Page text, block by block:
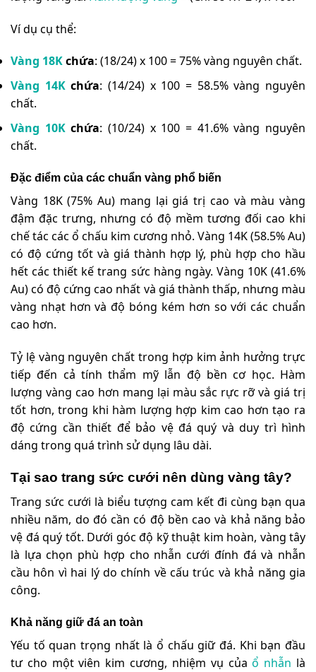
Ví dụ cụ thể:
Vàng 18Kchứa: (18/24) x 100 = 75% vàng nguyên chất.
Vàng 14Kchứa: (14/24) x 100 = 58.5% vàng nguyên
chất.
Vàng 10Kchứa: (10/24) x 100 = 41.6% vàng nguyên
chất.
Đặc điểm của các chuẩn vàng phổ biến
Vàng 18K (75% Au) mang lại giá trị cao và màu vàng
đậm đặc trưng, nhưng có độ mềm tương đối cao khi
chế tác các ổ chấu kim cương nhỏ. Vàng 14K (58.5% Au)
có độ cứng tốt và giá thành hợp lý, phù hợp cho hầu
hết các thiết kế trang sức hàng ngày. Vàng 10K (41.6%
Au) có độ cứng cao nhất và giá thành thấp, nhưng màu
vàng nhạt hơn và độ bóng kém hơn so với các chuẩn
cao hơn.
Tỷ lệ vàng nguyên chất trong hợp kim ảnh hưởng trực
tiếp đến cả tính thẩm mỹ lẫn độ bền cơ học. Hàm
lượng vàng cao hơn mang lại màu sắc rực rỡ và giá trị
tốt hơn, trong khi hàm lượng hợp kim cao hơn tạo ra
độ cứng cần thiết để bảo vệ đá quý và duy trì hình
dáng trong quá trình sử dụng lâu dài.
Tại sao trang sức cưới nên dùng vàng tây?
Trang sức cưới là biểu tượng cam kết đi cùng bạn qua
nhiều năm, do đó cần có độ bền cao và khả năng bảo
vệ đá quý tốt. Dưới góc độ kỹ thuật kim hoàn, vàng tây
là lựa chọn phù hợp cho nhẫn cưới đính đá và nhẫn
cầu hôn vì hai lý do chính về cấu trúc và khả năng gia
công.
Khả năng giữ đá an toàn
Yếu tố quan trọng nhất là ổ chấu giữ đá. Khi bạn đầu
tư cho một viên kim cương, nhiệm vụ củaổ nhẫn là